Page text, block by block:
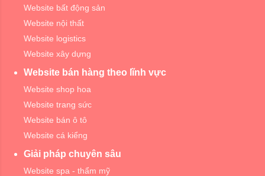
Website bất động sản
Website nội thất
Website logistics
Website xây dựng
Website bán hàng theo lĩnh vực
Website shop hoa
Website trang sức
Website bán ô tô
Website cá kiểng
Giải pháp chuyên sâu
Website spa - thẩm mỹ